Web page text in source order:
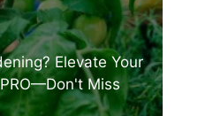
Elevate Your
Miss